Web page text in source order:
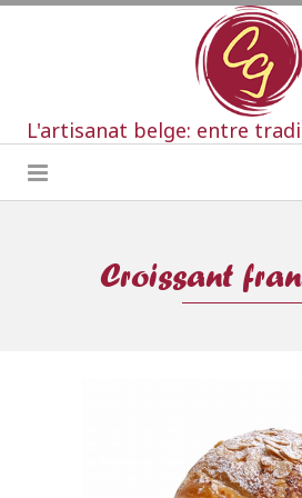
L'artisanat belge: entre
Croissant